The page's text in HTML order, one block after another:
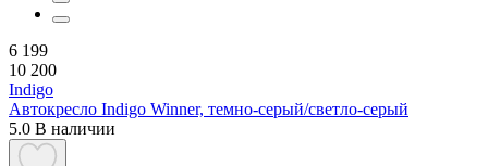
6 199
10 200
Indigo
Автокресло Indigo Winner, темно-серый/светло-серый
5.0 В наличии